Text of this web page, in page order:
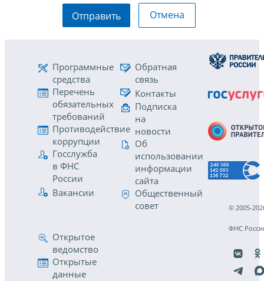
Отправить Отмена
Программные
средства
Перечень
обязательных
требований
Противодействие
коррупции
Госслужба
в ФНС
России
Вакансии
Обратная
связь
Контакты
Подписка
на
новости
Об
использовании
информации
сайта
Общественный
совет
Открытое
ведомство
Открытые
данные
© 2005-
ФНС